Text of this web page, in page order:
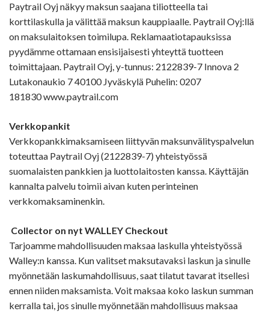
Paytrail Oyj näkyy maksun saajana tiliotteella tai
korttilaskulla ja välittää maksun kauppiaalle. Paytrail Oyj:llä
on maksulaitoksen toimilupa. Reklamaatiotapauksissa
pyydämme ottamaan ensisijaisesti yhteyttä tuotteen
toimittajaan. Paytrail Oyj, y-tunnus: 2122839-7 Innova 2
Lutakonaukio 7 40100 Jyväskylä Puhelin: 0207
181830 www.paytrail.com
Verkkopankit
Verkkopankkimaksamiseen liittyvän maksunvälityspalvelun
toteuttaa Paytrail Oyj (2122839-7) yhteistyössä
suomalaisten pankkien ja luottolaitosten kanssa. Käyttäjän
kannalta palvelu toimii aivan kuten perinteinen
verkkomaksaminenkin.
Collector on nyt WALLEY Checkout
Tarjoamme mahdollisuuden maksaa laskulla yhteistyössä
Walley:n kanssa. Kun valitset maksutavaksi laskun ja sinulle
myönnetään laskumahdollisuus, saat tilatut tavarat itsellesi
ennen niiden maksamista. Voit maksaa koko laskun summan
kerralla tai, jos sinulle myönnetään mahdollisuus maksaa